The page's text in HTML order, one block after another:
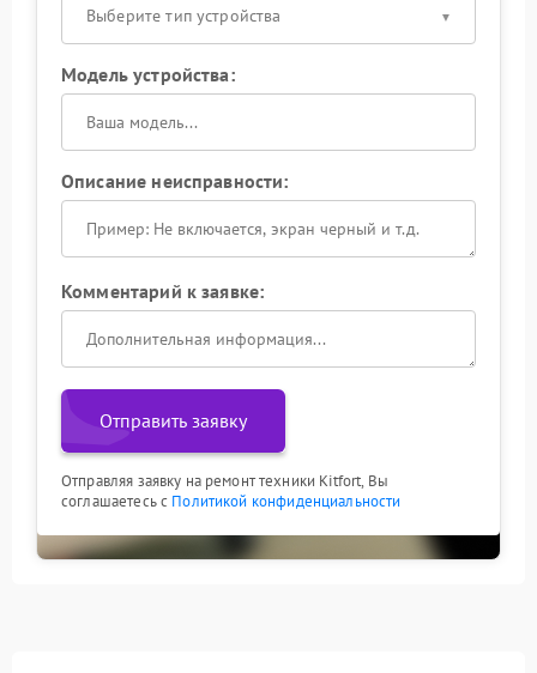
Выберите тип устройства
Модель устройства:
Описание неисправности:
Комментарий к заявке:
Отправить заявку
Отправляя заявку на ремонт техники Kitfort, Вы
соглашаетесь с Политикой конфиденциальности